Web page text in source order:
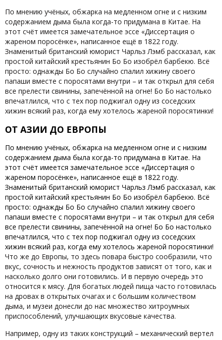
По мнению учёных, обжарка на медленном огне и с низким
содержанием дыма была когда-то придумана в Китае. На
этот счёт имеется замечательное эссе «Диссертация о
жареном поросёнке», написанное ещё в 1822 году.
Знаменитый британский юморист Чарльз Лэмб рассказал, как
простой китайский крестьянин Бо Бо изобрёл барбекю. Всё
просто: однажды Бо Бо случайно спалил хижину своего
папаши вместе с поросятами внутри – и так открыл для себя
все прелести свинины, запечённой на огне! Бо Бо настолько
впечатлился, что с тех пор поджигал одну из соседских
хижин всякий раз, когда ему хотелось жареной поросятинки!
ОТ АЗИИ ДО ЕВРОПЫ
По мнению учёных, обжарка на медленном огне и с низким
содержанием дыма была когда-то придумана в Китае. На
этот счёт имеется замечательное эссе «Диссертация о
жареном поросёнке», написанное ещё в 1822 году.
Знаменитый британский юморист Чарльз Лэмб рассказал, как
простой китайский крестьянин Бо Бо изобрёл барбекю. Всё
просто: однажды Бо Бо случайно спалил хижину своего
папаши вместе с поросятами внутри – и так открыл для себя
все прелести свинины, запечённой на огне! Бо Бо настолько
впечатлился, что с тех пор поджигал одну из соседских
хижин всякий раз, когда ему хотелось жареной поросятинки!
Что же до Европы, то здесь повара быстро сообразили, что
вкус, сочность и нежность продуктов зависят от того, как и
насколько долго они готовились. И в первую очередь это
относится к мясу. Для богатых людей пища часто готовилась
на дровах в открытых очагах и с большим количеством
дыма, и музеи донесли до нас множество хитроумных
приспособлений, улучшающих вкусовые качества.
Например, одну из таких конструкций – механический вертел